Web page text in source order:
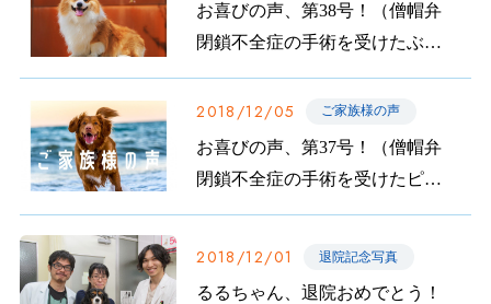
お喜びの声、第38号！（僧帽弁
閉鎖不全症の手術を受けたぶん
たちゃんのご家族から）
2018/12/05 ご家族様の声
お喜びの声、第37号！（僧帽弁
閉鎖不全症の手術を受けたピッ
キーちゃんのご家族から）
2018/12/01 退院記念写真
るるちゃん、退院おめでとう！